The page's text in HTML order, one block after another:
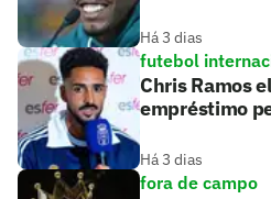
Há 3 dias
futebol
Chris Ramos
empréstimo
Há 3 dias
fora de campo